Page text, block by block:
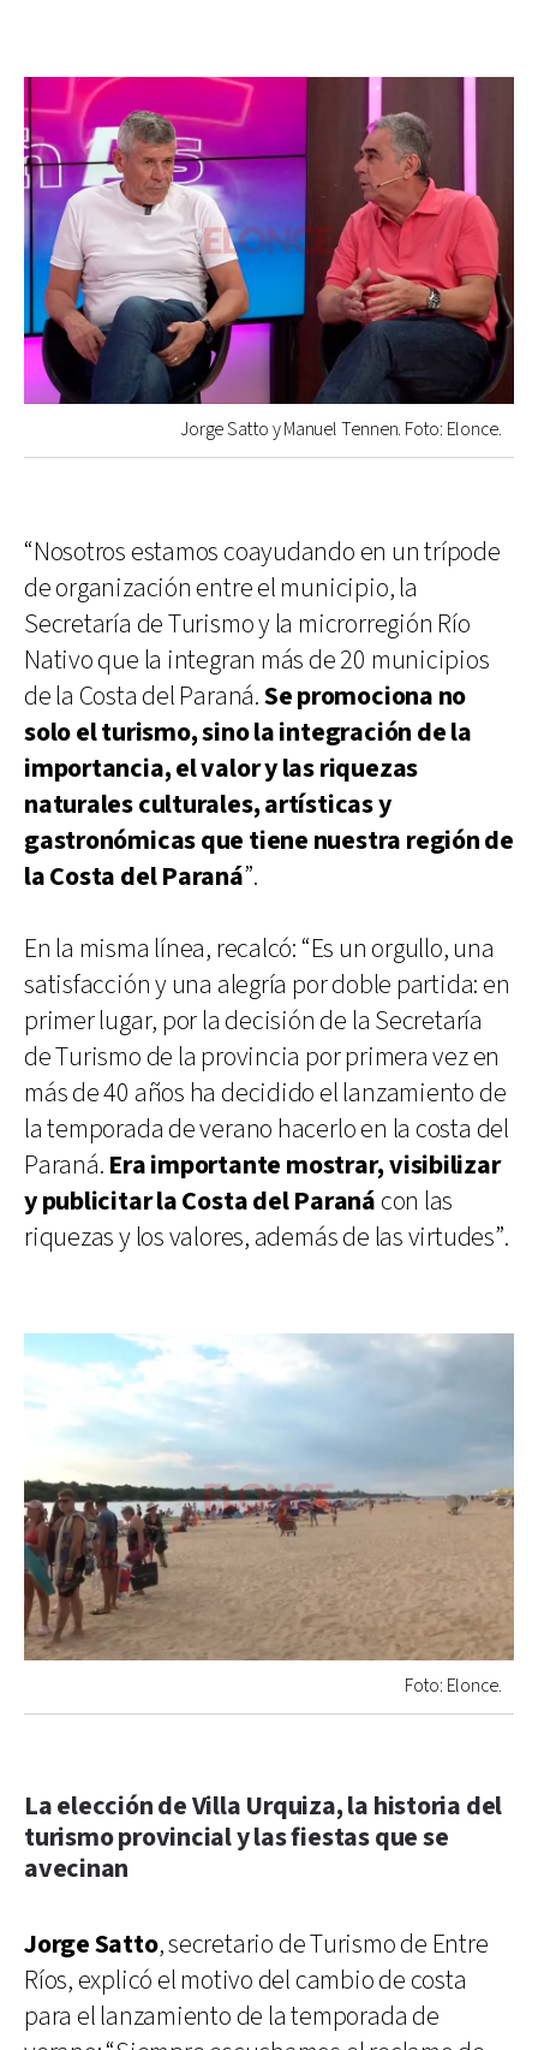
Jorge Satto y Manuel Tennen. Foto: Elonce.
“Nosotros estamos coayudando en un trípode
de organización entre el municipio, la
Secretaría de Turismo y la microrregión Río
Nativo que la integran más de 20 municipios
de la Costa del Paraná.Se promociona no
solo el turismo, sino la integración de la
importancia, el valor y las riquezas
naturales culturales, artísticas y
gastronómicas que tiene nuestra región de
la Costa del Paraná”.
En la misma línea, recalcó: “Es un orgullo, una
satisfacción y una alegría por doble partida: en
primer lugar, por la decisión de la Secretaría
de Turismo de la provincia por primera vez en
más de 40 años ha decidido el lanzamiento de
la temporada de verano hacerlo en la costa del
Paraná. Era importante mostrar, visibilizar
y publicitar la Costa del Paraná con las
riquezas y los valores, además de las virtudes”.
Foto: Elonce.
La elección de Villa Urquiza, la historia del
turismo provincial y las fiestas que se
avecinan
Jorge Satto, secretario de Turismo de Entre
Ríos, explicó el motivo del cambio de costa
para el lanzamiento de la temporada de